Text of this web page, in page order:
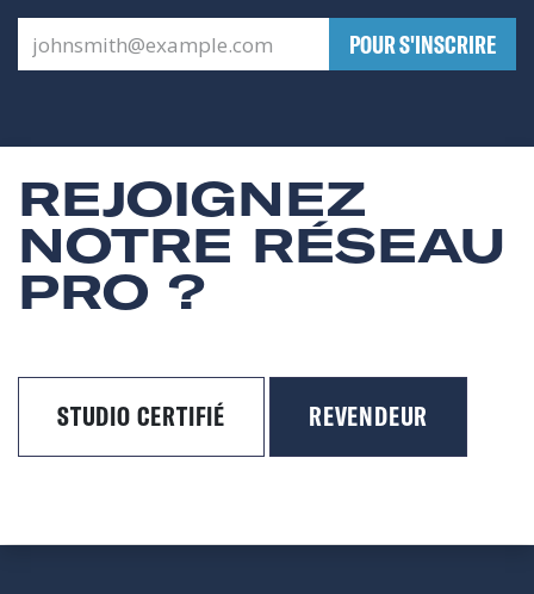
​POUR S'INSCRIRE
REJOIGNEZ
NOTRE RÉSEAU
PRO ?
STUDIO CERTIFIÉ REVENDEUR